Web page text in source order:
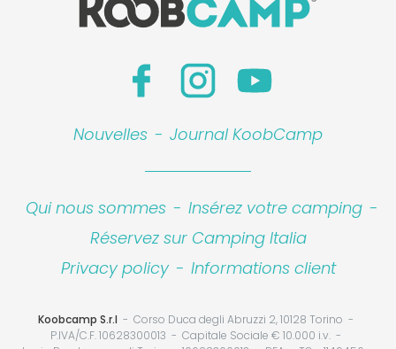
Nouvelles - Journal KoobCamp
Qui nous sommes - Insérez votre camping -
Réservez sur Camping Italia
Privacy policy - Informations client
Koobcamp S.r.l
Corso Duca degli Abruzzi 2, 10128 Torino
P.IVA/C.F. 10628300013
Capitale Sociale € 10.000 i.v.